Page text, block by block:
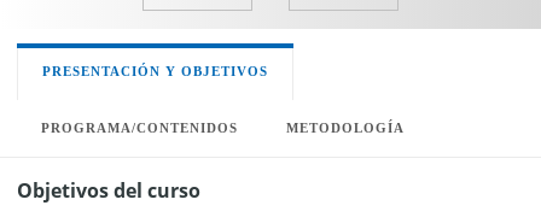
PRESENTACIÓN Y OBJETIVOS
PROGRAMA/CONTENIDOS METODOLOGÍA
Objetivos del curso